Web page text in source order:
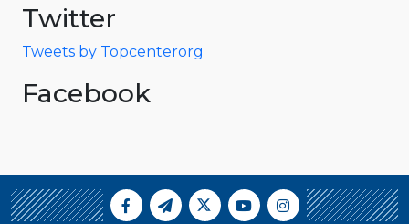
Twitter
Tweets by Topcenterorg
Facebook